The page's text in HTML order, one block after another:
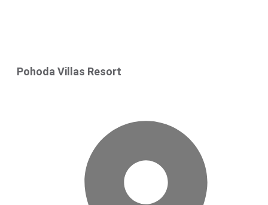
Pohoda Villas Resort